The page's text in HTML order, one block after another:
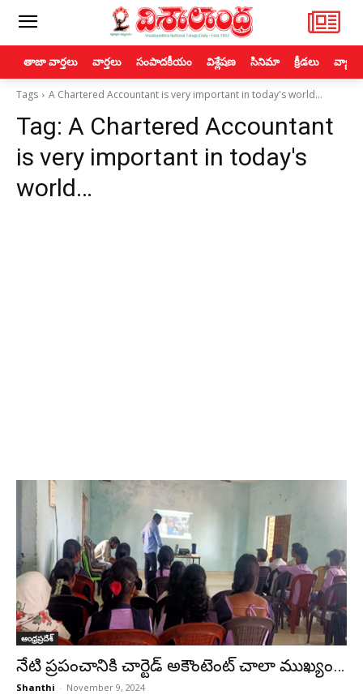
తాజా వార్తలు వార్తలు సంపాదకీయం విశ్లేషణ సినిమా క్రీడలు
Tags A Chartered Accountant is very important in today's world…
Tag: A Chartered Accountant
is very important in today's
world…
ఆంధ్రప్రదేశ్
నేటి ప్రపంచానికి చార్టెడ్ అకౌంటెంట్ చాలా ముఖ్యం…
Shanthi - November 9, 2024